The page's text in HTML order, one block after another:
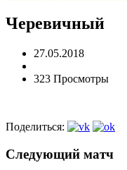
Черевичный
27.05.2018
323 Просмотры
Поделиться:
Следующий матч